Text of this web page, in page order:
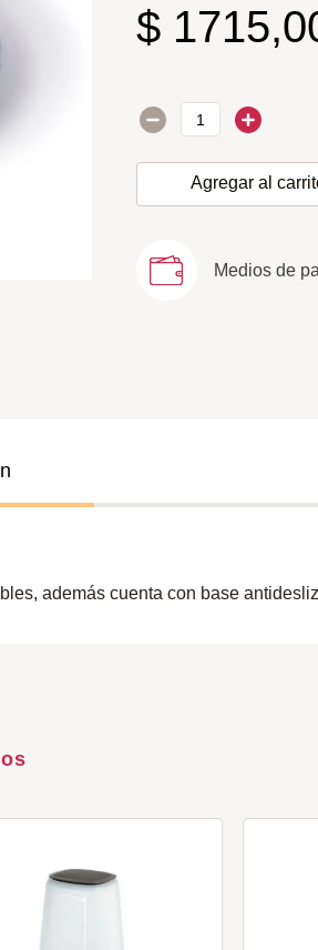
$ 1715,
Agregar al
Medios de
además cuenta con base